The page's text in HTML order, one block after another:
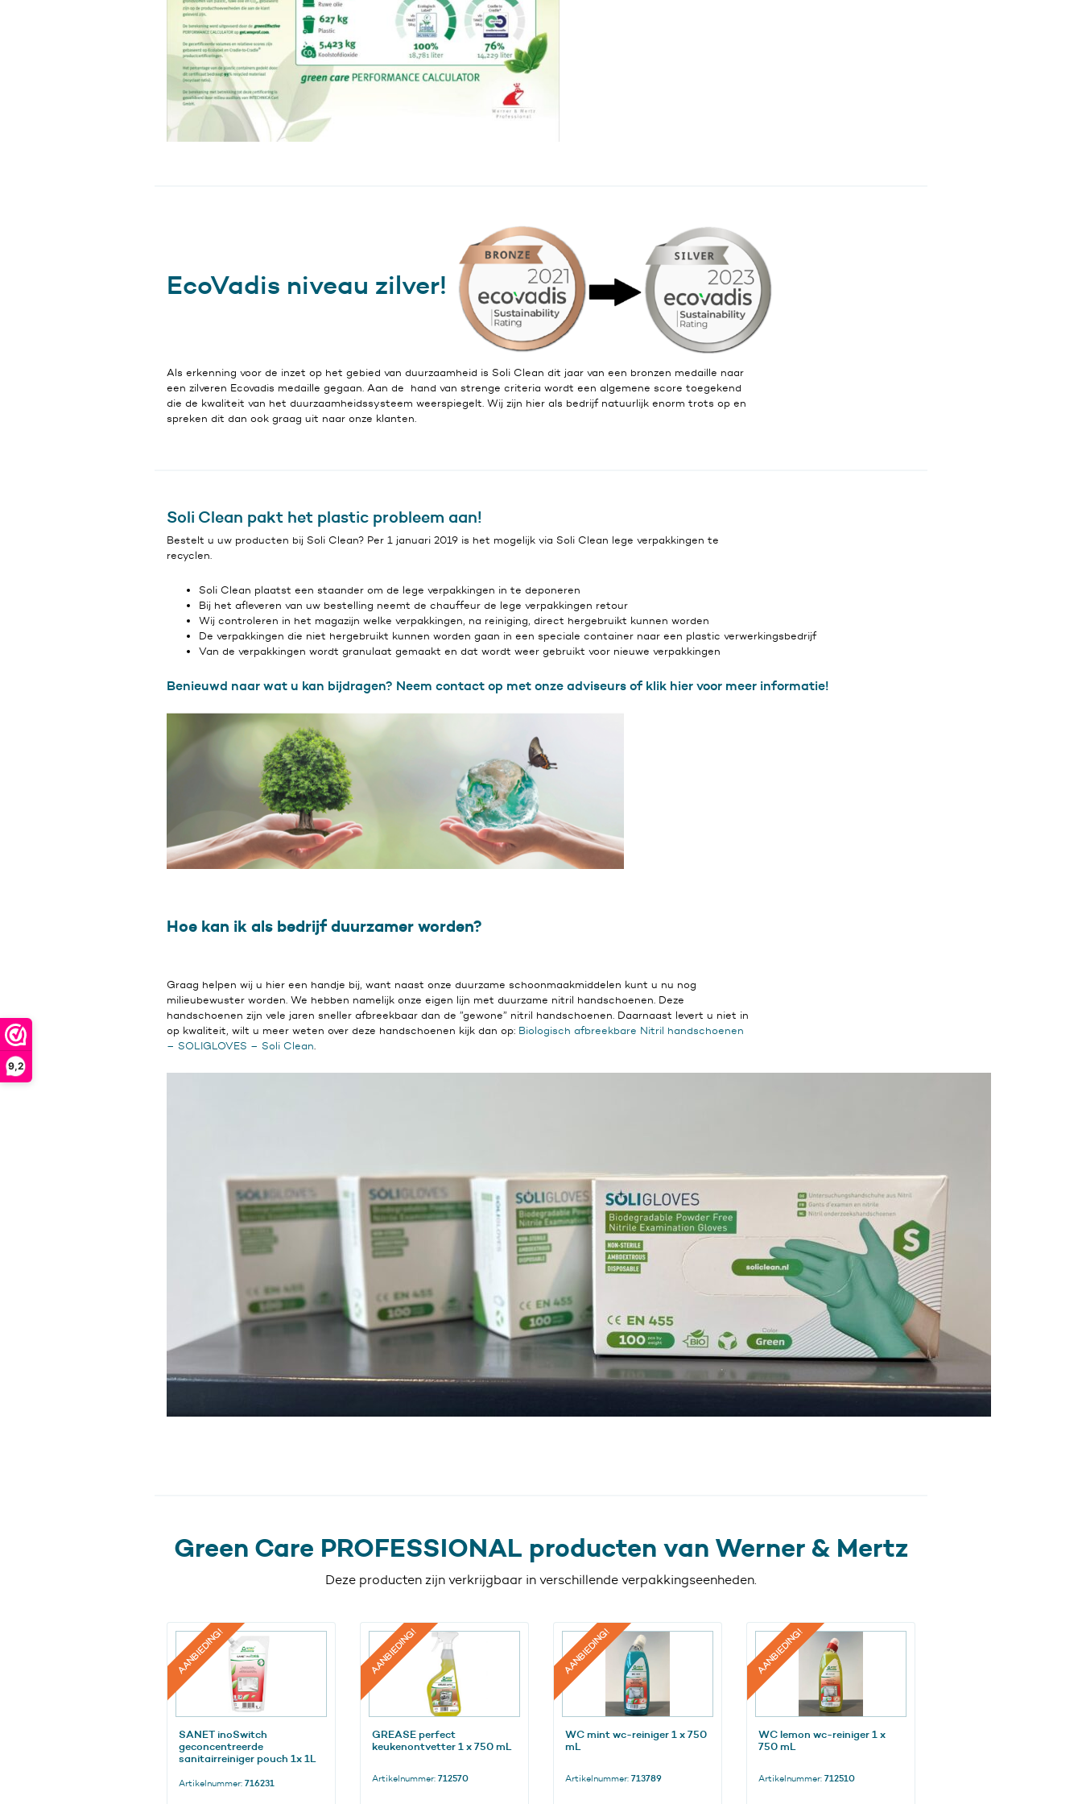
9,2
EcoVadis niveau zilver!
Als erkenning voor de inzet op het gebied van duurzaamheid is Soli Clean dit jaar van een bronzen medaille naar
een zilveren Ecovadis medaille gegaan. Aan de hand van strenge criteria wordt een algemene score toegekend
die de kwaliteit van het duurzaamheidssysteem weerspiegelt. Wij zijn hier als bedrijf natuurlijk enorm trots op en
spreken dit dan ook graag uit naar onze klanten.
Soli Clean pakt het plastic probleem aan!
Bestelt u uw producten bij Soli Clean? Per 1 januari 2019 is het mogelijk via Soli Clean lege verpakkingen te
recyclen.
Soli Clean plaatst een staander om de lege verpakkingen in te deponeren
Bij het afleveren van uw bestelling neemt de chauffeur de lege verpakkingen retour
Wij controleren in het magazijn welke verpakkingen, na reiniging, direct hergebruikt kunnen worden
De verpakkingen die niet hergebruikt kunnen worden gaan in een speciale container naar een plastic verwerkingsbedrijf
Van de verpakkingen wordt granulaat gemaakt en dat wordt weer gebruikt voor nieuwe verpakkingen
Benieuwd naar wat u kan bijdragen? Neem contact op met onze adviseurs of klik hier voor meer informatie!
Hoe kan ik als bedrijf duurzamer worden?
Graag helpen wij u hier een handje bij, want naast onze duurzame schoonmaakmiddelen kunt u nu nog
milieubewuster worden. We hebben namelijk onze eigen lijn met duurzame nitril handschoenen. Deze
handschoenen zijn vele jaren sneller afbreekbaar dan de ”gewone” nitril handschoenen. Daarnaast levert u niet in
op kwaliteit, wilt u meer weten over deze handschoenen kijk dan op: Biologisch afbreekbare Nitril handschoenen
– SOLIGLOVES – Soli Clean
Green Care PROFESSIONAL producten van Werner & Mertz
Deze producten zijn verkrijgbaar in verschillende verpakkingseenheden.
AANBIEDING!
SANET inoSwitch
geconcentreerde
sanitairreiniger pouch 1x 1L
Artikelnummer: 716231
AANBIEDING!
GREASE perfect
keukenontvetter 1 x 750 mL
Artikelnummer: 712570
AANBIEDING!
WC mint wc-reiniger 1 x 750
mL
Artikelnummer: 713789
AANBIEDING!
WC lemon wc-reiniger 1 x
750 mL
Artikelnummer: 712510